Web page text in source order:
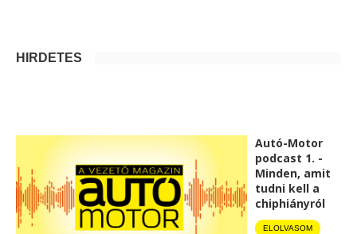
HIRDETÉS
Autó-Motor
podcast 1. -
Minden, amit
tudni kell a
chiphiányról
ELOLVASOM